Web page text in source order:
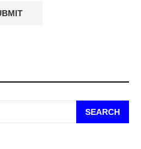
SEARCH